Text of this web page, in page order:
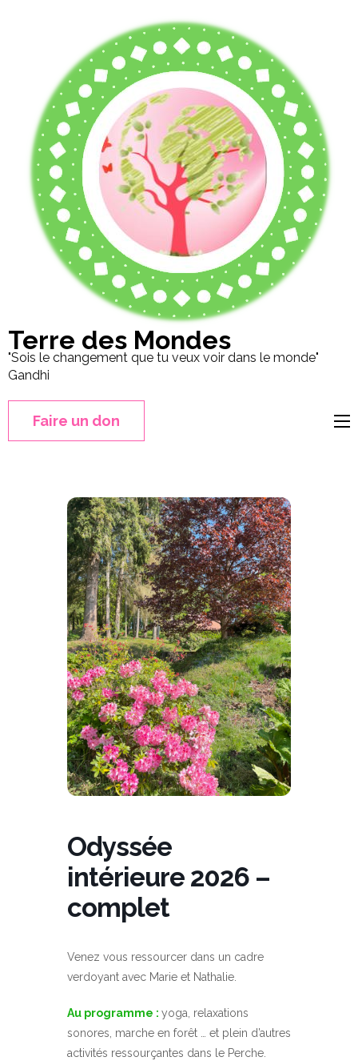
Terre des Mondes
"Sois le changement que tu veux voir dans le monde"
Gandhi
Faire un don
Odyssée
intérieure 2026 –
complet
Venez vous ressourcer dans un cadre
verdoyant avec Marie et Nathalie.
Au programme : yoga, relaxations
sonores, marche en forêt … et plein d’autres
activités ressourçantes dans le Perche.